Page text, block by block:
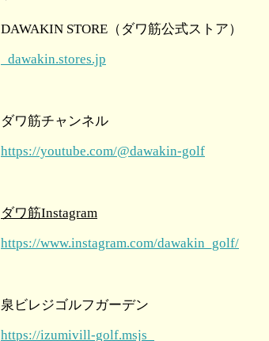
DAWAKIN STORE （ダワ筋公式ストア）
dawakin.stores.jp
ダワ筋チャンネル
https://youtube.com/@dawakin-golf
ダワ筋Instagram
https://www.instagram.com/dawakin_golf/
泉ビレジゴルフガーデン
https://izumivill-golf.msjs